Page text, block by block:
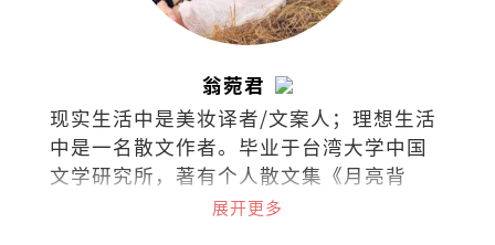
翁菀君
现实生活中是美妆译者/文案人；理想生活
中是一名散文作者。毕业于台湾大学中国
文学研究所，著有个人散文集《月亮背
面》和《文字烧》。喜欢跑步、放空、撸
展开更多